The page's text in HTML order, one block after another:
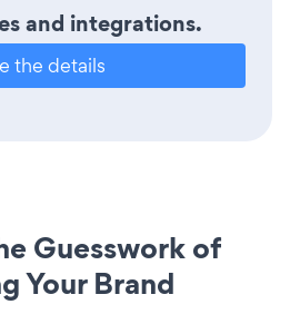
and integrations.
the details
Guesswork of
Your Brand